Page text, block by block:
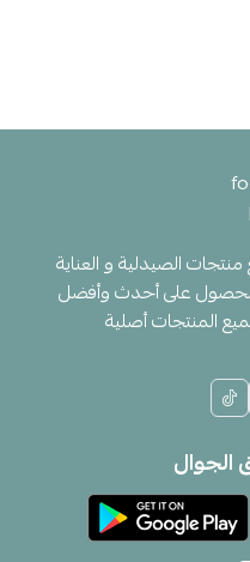
الصيدلية و العناية
على أحدث وأفضل
المنتجات أصلية
الجوال